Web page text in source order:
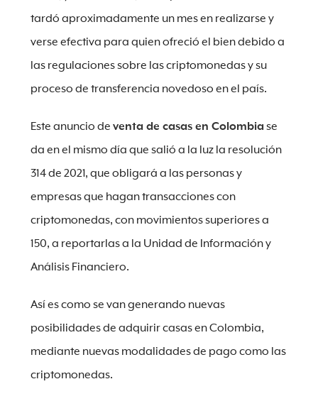
tardó aproximadamente un mes en realizarse y
verse efectiva para quien ofreció el bien debido a
las regulaciones sobre las criptomonedas y su
proceso de transferencia novedoso en el país.
Este anuncio de venta de casas en Colombia se
da en el mismo día que salió a la luz la resolución
314 de 2021, que obligará a las personas y
empresas que hagan transacciones con
criptomonedas, con movimientos superiores a
150, a reportarlas a la Unidad de Información y
Análisis Financiero.
Así es como se van generando nuevas
posibilidades de adquirir casas en Colombia,
mediante nuevas modalidades de pago como las
criptomonedas.